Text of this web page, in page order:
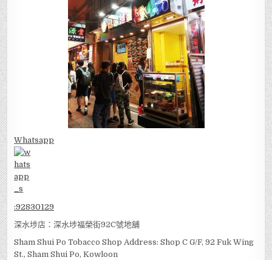
Whatsapp
:92830129
深水埗店：深水埗福榮街92C號地舖
Sham Shui Po Tobacco Shop Address: Shop C G/F, 92 Fuk Wing
St., Sham Shui Po, Kowloon